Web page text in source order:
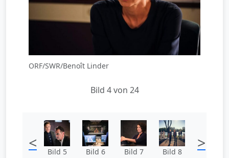
ORF/SWR/Benoît Linder
Bild 4 von 24
< Bild 5 Bild 6 Bild 7 Bild 8 >